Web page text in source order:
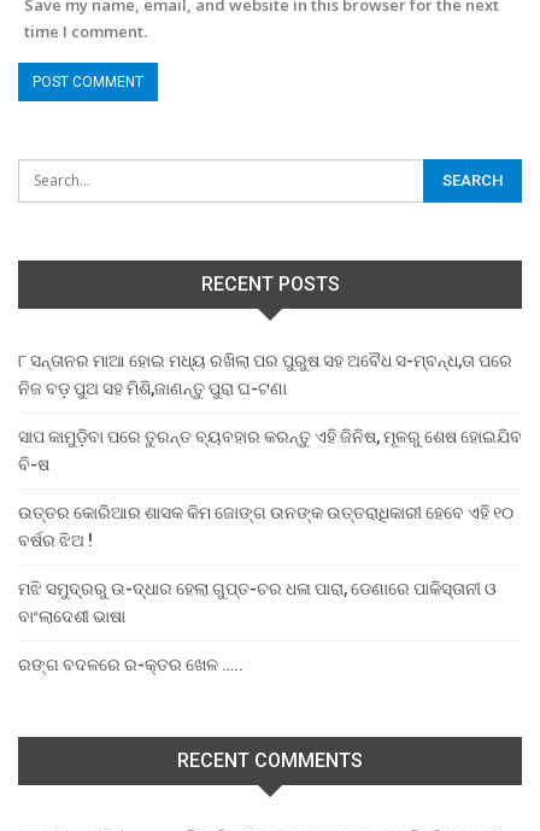
Save my name, email, and website in this browser for the next
time I comment.
RECENT POSTS
୮ ସନ୍ତାନର ମାଆ ହୋଇ ମଧ୍ୟ ରଖିଲା ପର ପୁରୁଷ ସହ ଅବୈଧ ସ-ମ୍ବନ୍ଧ,ତା ପରେ
ନିଜ ବଡ଼ ପୁଅ ସହ ମିଶି,ଜାଣନ୍ତୁ ପୁରା ଘ-ଟଣା
ସାପ କାମୁଡ଼ିବା ପରେ ତୁରନ୍ତ ବ୍ୟବହାର କରନ୍ତୁ ଏହି ଜିନିଷ, ମୂଳରୁ ଶେଷ ହୋଇଯିବ
ବି-ଷ
ଉତ୍ତର କୋରିଆର ଶାସକ କିମ ଜୋଙ୍ଗ ଉନଙ୍କ ଉତ୍ତରାଧିକାରୀ ହେବେ ଏହି ୧୦
ବର୍ଷର ଝିଅ !
ମଝି ସମୁଦ୍ରରୁ ଉ-ଦ୍ଧାର ହେଲା ଗୁପ୍ତ-ଚର ଧଳା ପାରା, ଡେଣାରେ ପାକିସ୍ତାନୀ ଓ
ବାଂଲାଦେଶୀ ଭାଷା
ରଙ୍ଗ ବଦଳରେ ର-କ୍ତର ଖେଳ …..
RECENT COMMENTS